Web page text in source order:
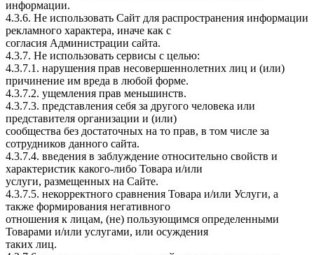
информации.
4.3.6. Не использовать Сайт для распространения информации
рекламного характера, иначе как с
согласия Администрации сайта.
4.3.7. Не использовать сервисы с целью:
4.3.7.1. нарушения прав несовершеннолетних лиц и (или)
причинение им вреда в любой форме.
4.3.7.2. ущемления прав меньшинств.
4.3.7.3. представления себя за другого человека или
представителя организации и (или)
сообщества без достаточных на то прав, в том числе за
сотрудников данного сайта.
4.3.7.4. введения в заблуждение относительно свойств и
характеристик какого-либо Товара и/или
услуги, размещенных на Сайте.
4.3.7.5. некорректного сравнения Товара и/или Услуги, а
также формирования негативного
отношения к лицам, (не) пользующимся определенными
Товарами и/или услугами, или осуждения
таких лиц.